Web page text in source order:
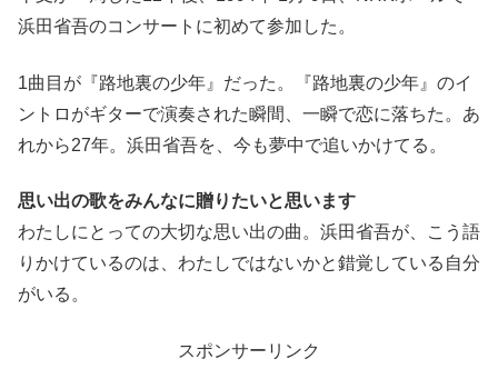
浜田省吾のコンサートに初めて参加した。
1曲目が『路地裏の少年』だった。『路地裏の少年』のイ
ントロがギターで演奏された瞬間、一瞬で恋に落ちた。あ
れから27年。浜田省吾を、今も夢中で追いかけてる。
思い出の歌をみんなに贈りたいと思います
わたしにとっての大切な思い出の曲。浜田省吾が、こう語
りかけているのは、わたしではないかと錯覚している自分
がいる。
スポンサーリンク